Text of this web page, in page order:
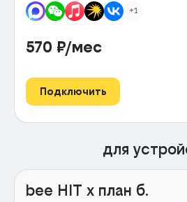
+1
570 ₽/мес
Подключить
для
bee HIT x план б.